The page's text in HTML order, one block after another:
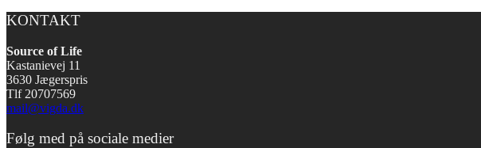
KONTAKT
Source of Life
Kastanievej 11
3630 Jægerspris
Tlf 20707569
mail@vigda.dk
Følg med på sociale medier